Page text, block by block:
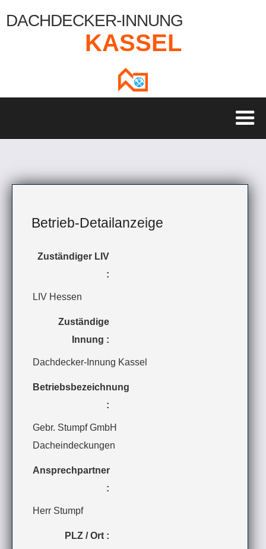
DACHDECKER-INNUNG
KASSEL
Betrieb-Detailanzeige
Zuständiger LIV
:
LIV Hessen
Zuständige
Innung :
Dachdecker-Innung Kassel
Betriebsbezeichnung
:
Gebr. Stumpf GmbH
Dacheindeckungen
Ansprechpartner
:
Herr Stumpf
PLZ / Ort :